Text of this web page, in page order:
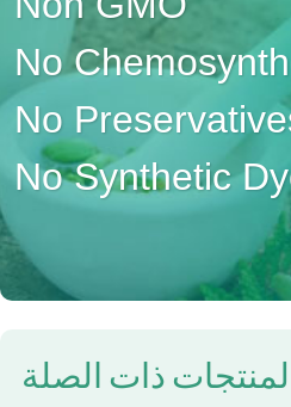
No
No
No Synthetic
ذات الصلة